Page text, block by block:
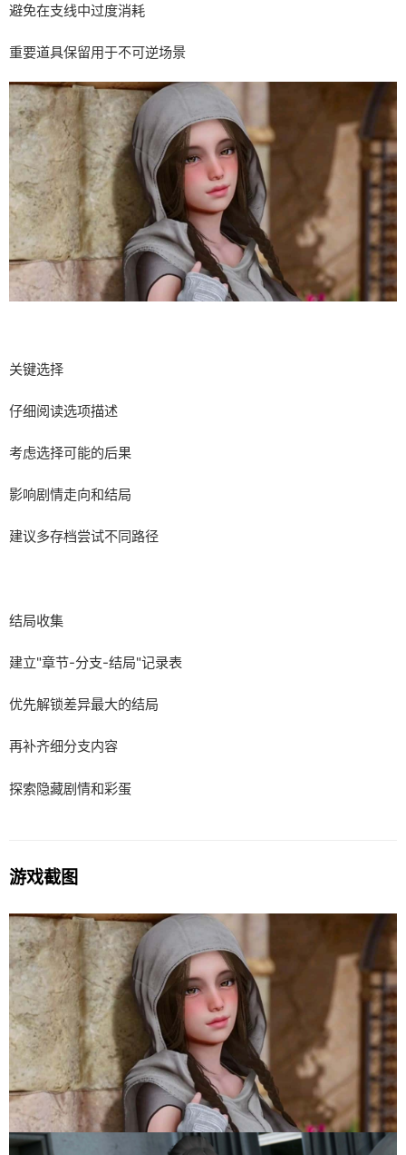
避免在支线中过度消耗
重要道具保留用于不可逆场景
关键选择
仔细阅读选项描述
考虑选择可能的后果
影响剧情走向和结局
建议多存档尝试不同路径
结局收集
建立"章节-分支-结局"记录表
优先解锁差异最大的结局
再补齐细分支内容
探索隐藏剧情和彩蛋
游戏截图